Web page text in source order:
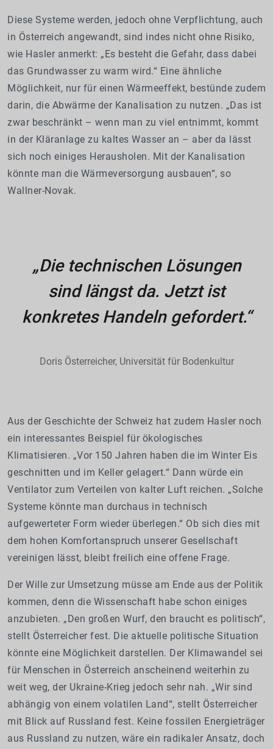
Diese Systeme werden, jedoch ohne Verpflichtung, auch
in Österreich angewandt, sind indes nicht ohne Risiko,
wie Hasler anmerkt: „Es besteht die Gefahr, dass dabei
das Grundwasser zu warm wird.“ Eine ähnliche
Möglichkeit, nur für einen Wärmeeffekt, bestünde zudem
darin, die Abwärme der Kanalisation zu nutzen. „Das ist
zwar beschränkt – wenn man zu viel entnimmt, kommt
in der Kläranlage zu kaltes Wasser an – aber da lässt
sich noch einiges Herausholen. Mit der Kanalisation
könnte man die Wärmeversorgung ausbauen“, so
Wallner-Novak.
„Die technischen Lösungen
sind längst da. Jetzt ist
konkretes Handeln gefordert.“
Doris Österreicher, Universität für Bodenkultur
Aus der Geschichte der Schweiz hat zudem Hasler noch
ein interessantes Beispiel für ökologisches
Klimatisieren. „Vor 150 Jahren haben die im Winter Eis
geschnitten und im Keller gelagert.“ Dann würde ein
Ventilator zum Verteilen von kalter Luft reichen. „Solche
Systeme könnte man durchaus in technisch
aufgewerteter Form wieder überlegen.“ Ob sich dies mit
dem hohen Komfortanspruch unserer Gesellschaft
vereinigen lässt, bleibt freilich eine offene Frage.
Der Wille zur Umsetzung müsse am Ende aus der Politik
kommen, denn die Wissenschaft habe schon einiges
anzubieten. „Den großen Wurf, den braucht es politisch“,
stellt Österreicher fest. Die aktuelle politische Situation
könnte eine Möglichkeit darstellen. Der Klimawandel sei
für Menschen in Österreich anscheinend weiterhin zu
weit weg, der Ukraine-Krieg jedoch sehr nah. „Wir sind
abhängig von einem volatilen Land“, stellt Österreicher
mit Blick auf Russland fest. Keine fossilen Energieträger
aus Russland zu nutzen, wäre ein radikaler Ansatz, doch